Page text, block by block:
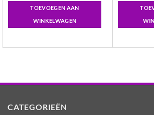
TOEVOEGEN AAN
WINKELWAGEN
CATEGORIEËN